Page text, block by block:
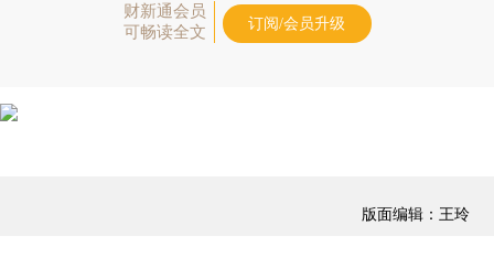
财新通会员
可畅读全文
订阅/会员升级
版面编辑：王玲